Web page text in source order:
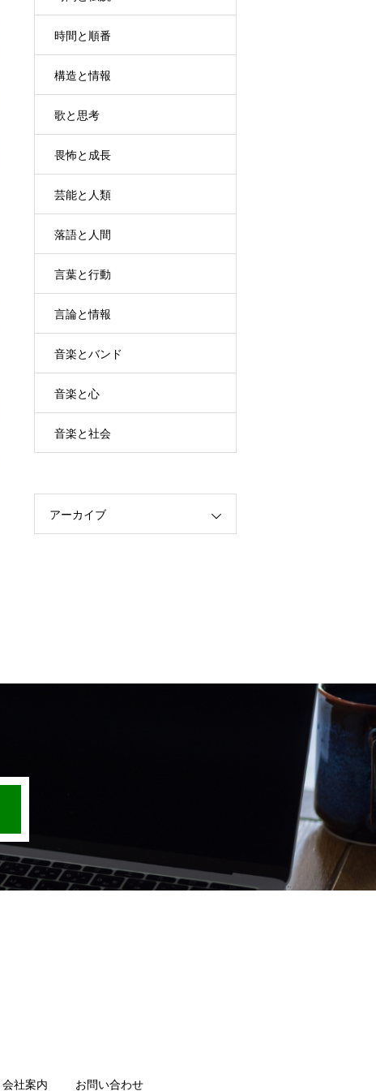
時間と順番
構造と情報
歌と思考
畏怖と成長
芸能と人類
落語と人間
言葉と行動
言論と情報
音楽とバンド
音楽と心
音楽と社会
アーカイブ
会社案内 お問い合わせ